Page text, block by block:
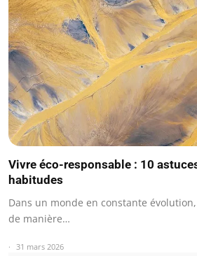
Vivre éco-responsable : 10
habitudes
Dans un monde en constante
de manière…
31 mars 2026